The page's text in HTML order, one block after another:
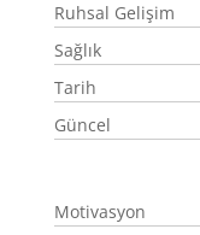
Ruhsal Gelişim
Sağlık
Tarih
Güncel
Motivasyon